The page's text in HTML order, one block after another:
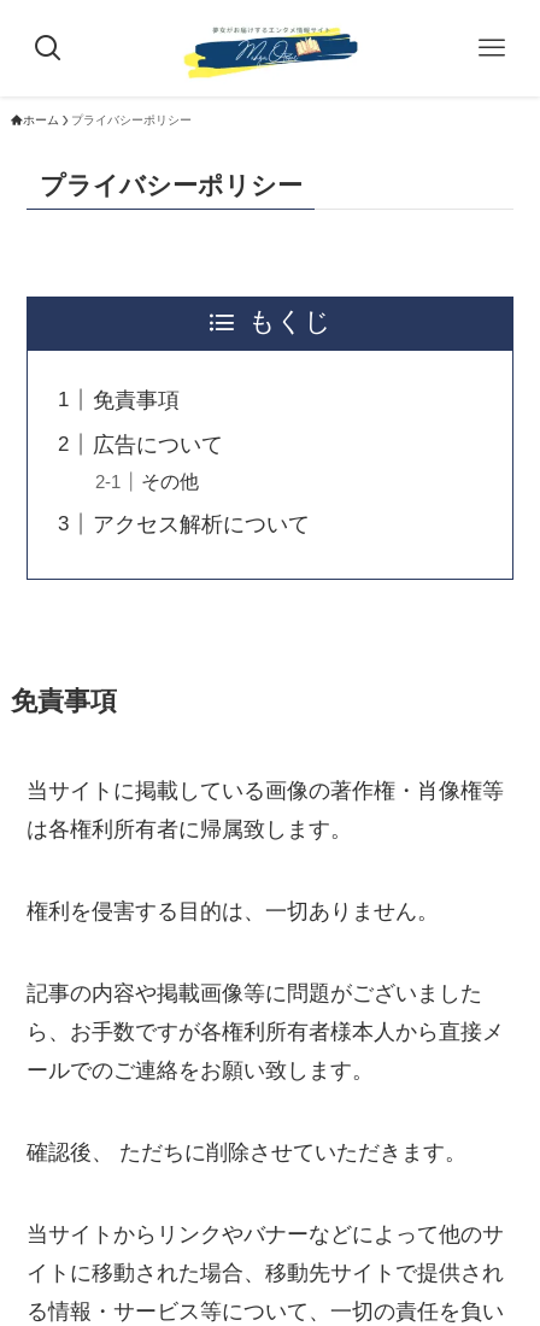
ホーム プライバシーポリシー
プライバシーポリシー
もくじ
免責事項
広告について
その他
アクセス解析について
免責事項
当サイトに掲載している画像の著作権・肖像権等
は各権利所有者に帰属致します。
権利を侵害する目的は、一切ありません。
記事の内容や掲載画像等に問題がございました
ら、お手数ですが各権利所有者様本人から直接メ
ールでのご連絡をお願い致します。
確認後、 ただちに削除させていただきます。
当サイトからリンクやバナーなどによって他のサ
イトに移動された場合、移動先サイトで提供され
る情報・サービス等について、一切の責任を負い